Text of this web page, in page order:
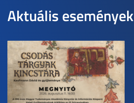
Aktuális események